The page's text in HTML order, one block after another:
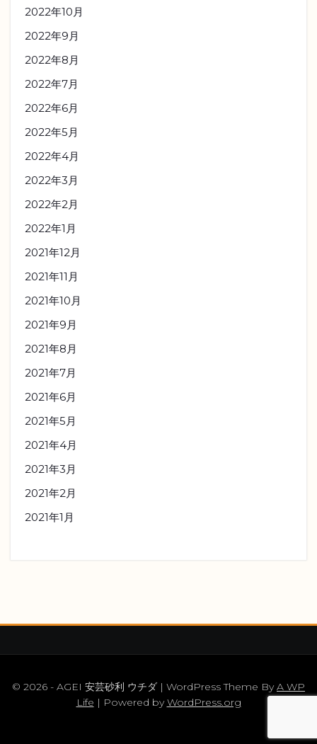
2022年10月
2022年9月
2022年8月
2022年7月
2022年6月
2022年5月
2022年4月
2022年3月
2022年2月
2022年1月
2021年12月
2021年11月
2021年10月
2021年9月
2021年8月
2021年7月
2021年6月
2021年5月
2021年4月
2021年3月
2021年2月
2021年1月
© 2026 - AGEI 安芸砂利 ウチダ | WordPress Theme ByA WP
Life | Powered byWordPress.org